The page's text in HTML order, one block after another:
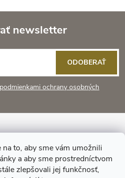
to, aby sme vám umožnili
a aby sme prostredníctvom
zlepšovali jej funkčnosť,
newsletter
podmienkami ochrany osobných
ODOBERAŤ